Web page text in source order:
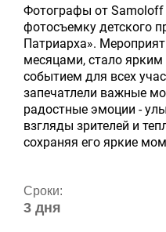
Фотографы от Samoloff
фотосъемку детского
Патриарха».
месяцами, стало
событием для всех
запечатлели важные
радостные эмоции -
взгляды зрителей и
сохраняя его яркие
Сроки:
3 дня